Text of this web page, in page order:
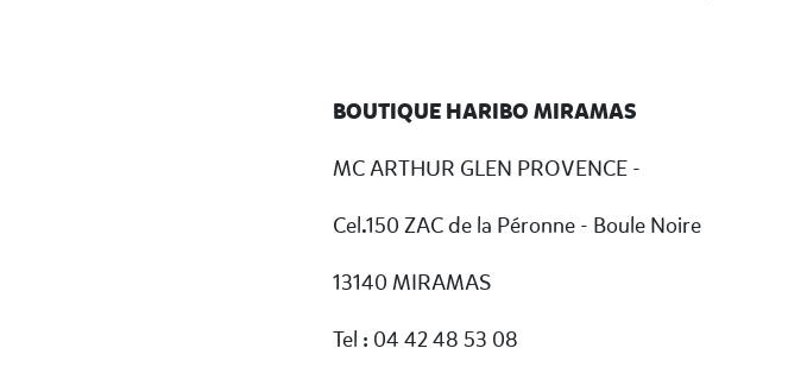
BOUTIQUE HARIBO MIRAMAS
MC ARTHUR GLEN PROVENCE -
Cel.150 ZAC de la Péronne - Boule Noire
13140 MIRAMAS
Tel : 04 42 48 53 08